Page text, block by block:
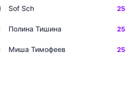
Sof Sch 25
Полина Тишина 25
Миша Тимофеев 25